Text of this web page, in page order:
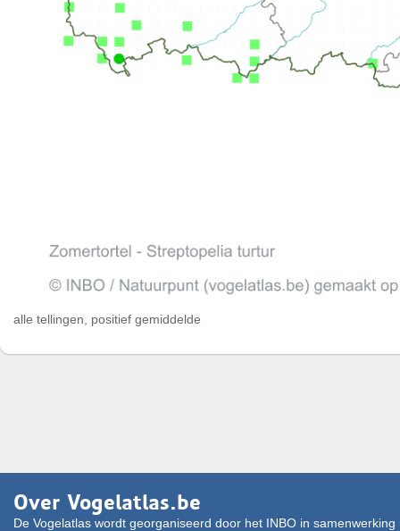
alle tellingen, positief gemiddelde
Over Vogelatlas.be
De Vogelatlas wordt georganiseerd door het INBO in